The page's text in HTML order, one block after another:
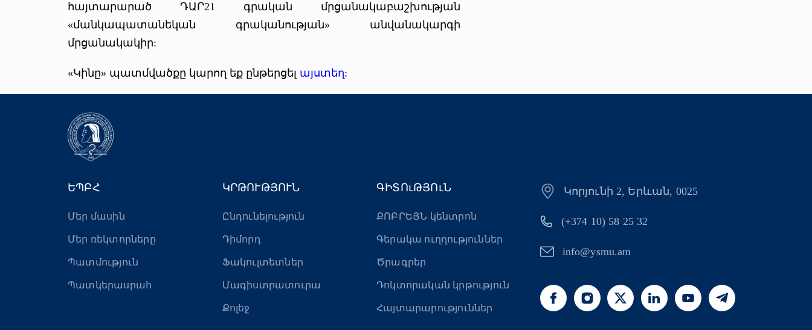
հայտարարած ԴԱՐ21 գրական մրցանակաբաշխության
«մանկապատանեկան գրականության» անվանակարգի
մրցանակակիր:
«Կինը» պատմվածքը կարող եք ընթերցել այստեղ:
ԵՊԲՀ
Մեր մասին
Մեր ռեկտորները
Պատմություն
Պատկերասրահ
ԿՐԹՈՒԹՅՈՒՆ
Ընդունելություն
Դիմորդ
Ֆակուլտետներ
Մագիստրատուրա
Քոլեջ
ԳԻՏՈւԹՅՈւՆ
ՔՈԲՐԵՅՆ կենտրոն
Գերակա ուղղություններ
Ծրագրեր
Դոկտորական կրթություն
Հայտարարություններ
Կորյունի 2, Երևան, 0025
(+374 10) 58 25 32
info@ysmu.am